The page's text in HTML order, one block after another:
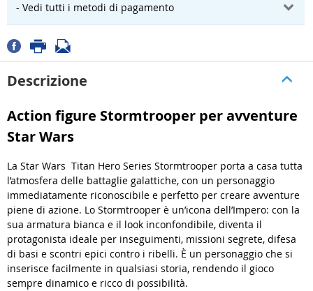
- Vedi tutti i metodi di pagamento
Descrizione
Action figure Stormtrooper per avventure
Star Wars
La Star Wars Titan Hero Series Stormtrooper porta a casa tutta
l’atmosfera delle battaglie galattiche, con un personaggio
immediatamente riconoscibile e perfetto per creare avventure
piene di azione. Lo Stormtrooper è un’icona dell’Impero: con la
sua armatura bianca e il look inconfondibile, diventa il
protagonista ideale per inseguimenti, missioni segrete, difesa
di basi e scontri epici contro i ribelli. È un personaggio che si
inserisce facilmente in qualsiasi storia, rendendo il gioco
sempre dinamico e ricco di possibilità.